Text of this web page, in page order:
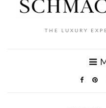
THE LUXURY